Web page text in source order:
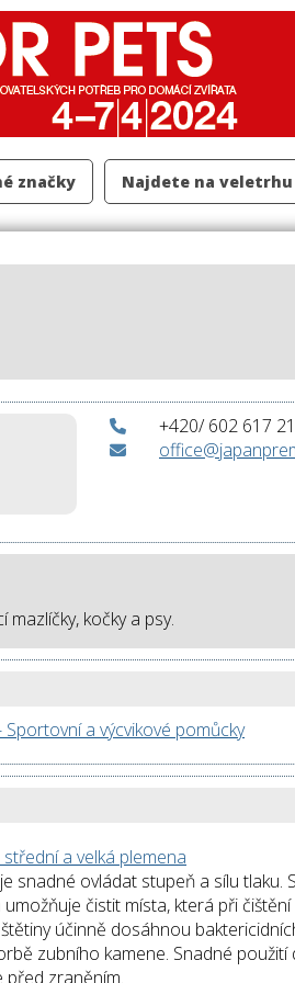
značky Najdete na veletrhu
+420/ 602 617
kočky a psy.
Sportovní a výcvikové pomůcky
a velká plemena
snadné ovládat stupeň a sílu tlaku.
čistit místa, která při
účinně dosáhnou
zubního kamene. Snadné použití
zraněním.